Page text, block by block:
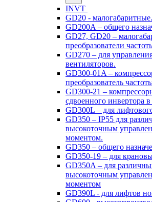
INVT
GD20 -
GD200A – общего
GD27, GD20 –
преобразователи
GD270 – для
вентиляторов.
GD300-01A –
преобразователь
GD300-21 –
сдвоенного инвертора
GD300L – для
GD350 – IP55 для
высокоточным
моментом.
GD350 – общего
GD350-19 – для
GD350A – для
высокоточным
моментом
GD390L - для лифтов